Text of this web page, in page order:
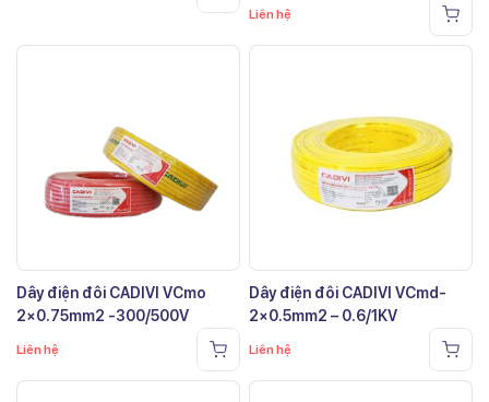
Liên hệ
Dây điện đôi CADIVI VCmo
2×0.75mm2 -300/500V
Liên hệ
Dây điện đôi CADIVI VCmd-
2×0.5mm2 – 0.6/1KV
Liên hệ